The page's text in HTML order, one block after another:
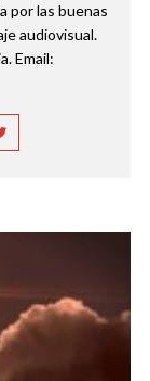
por las buenas
audiovisual.
Email: